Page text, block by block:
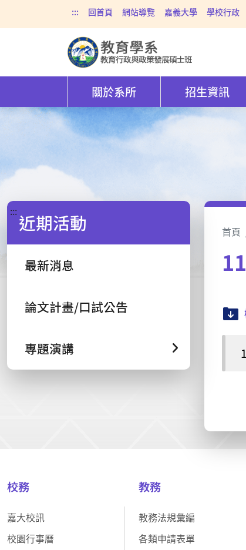
::: 回首頁 網站導覽 嘉義大學 學校行政
關於系所 招生資訊
::: 近期活動
最新消息
論文計畫/口試公告
專題演講
首頁
校務
嘉大校訊
校園行事曆
教務
教務法規彙編
各類申請表單